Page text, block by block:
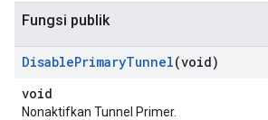
Fungsi publik
DisablePrimaryTunnel(void)
void
Nonaktifkan Tunnel Primer.